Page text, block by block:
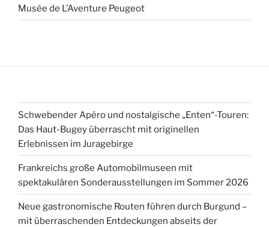
Musée de L’Aventure Peugeot
Schwebender Apéro und nostalgische „Enten“-Touren:
Das Haut-Bugey überrascht mit originellen
Erlebnissen im Juragebirge
Frankreichs große Automobilmuseen mit
spektakulären Sonderausstellungen im Sommer 2026
Neue gastronomische Routen führen durch Burgund –
mit überraschenden Entdeckungen abseits der